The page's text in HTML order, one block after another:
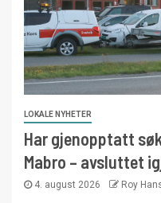
LOKALE NYHETER
Har gjenopptatt
Mabro – avsluttet
4. august 2026 Roy